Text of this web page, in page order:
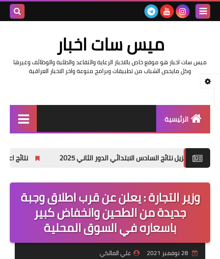
ميس سات اخبار
ميس سات اخبار هو موقع خاص بالاخبار الرعاية والتقاعد والطلبة والوظائف وغيرها
وكل مايخص الشباب من تطبيقات وبرامج منوعة واخر الاخبار العراقية
الرئيسية
اخبار وزارة التربية والتعليم
اخبار وزارة العمل وهيئة
التقاعد
قسم التطبيقات
نتائج السادس الابتدائي الدور الثاني 2025 نتائج اعتراضات السادس الاعدادي 2025 الدور
وزير التجارة : يعلن عن قرب اطلاق وجبة
جديدة من الطحين وانخفاض كبير
باسعاره في السوق المحلية
28 نوفمبر 2021
علي المالكي